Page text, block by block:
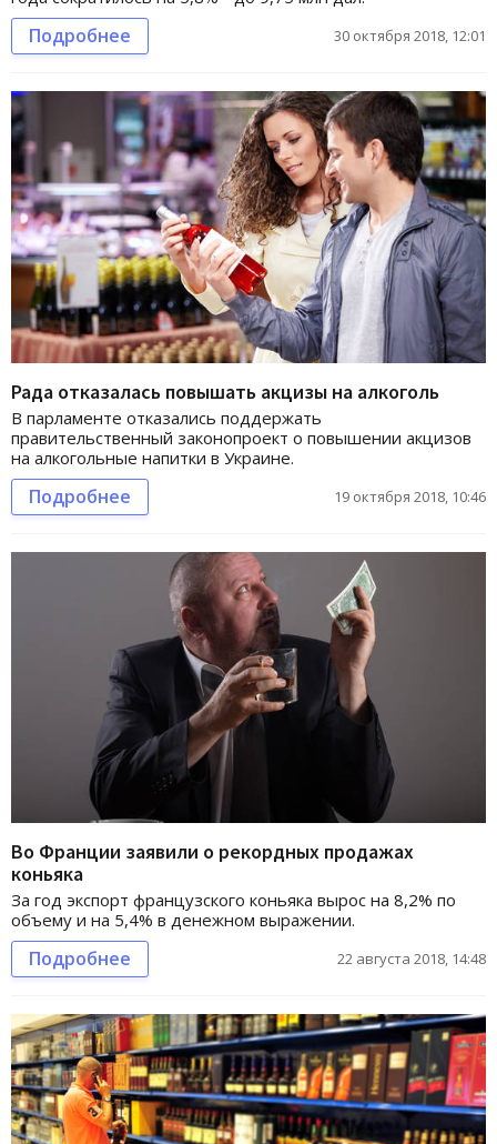
Подробнее 30 октября 2018, 12:01
Рада отказалась повышать акцизы на алкоголь
В парламенте отказались поддержать
правительственный законопроект о повышении акцизов
на алкогольные напитки в Украине.
Подробнее 19 октября 2018, 10:46
Во Франции заявили о рекордных продажах
коньяка
За год экспорт французского коньяка вырос на 8,2% по
объему и на 5,4% в денежном выражении.
Подробнее 22 августа 2018, 14:48